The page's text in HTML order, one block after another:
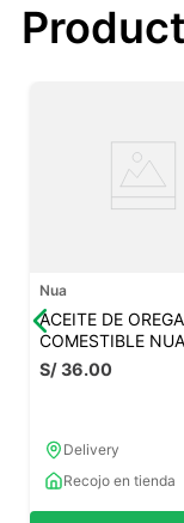
Nua
ACEITE DE
COMESTIBLE
S/36.00
Delivery
Recojo en tienda